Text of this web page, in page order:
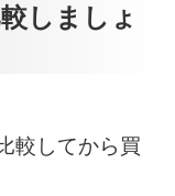
しましょ
較してから買